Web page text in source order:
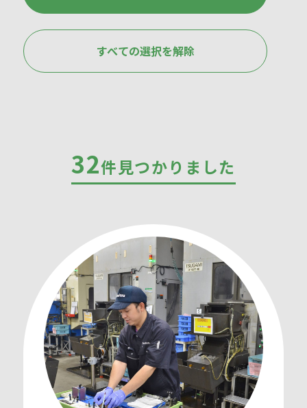
32件見つかりました